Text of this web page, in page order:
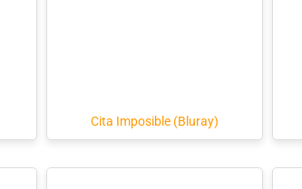
Cita Imposible (Bluray)